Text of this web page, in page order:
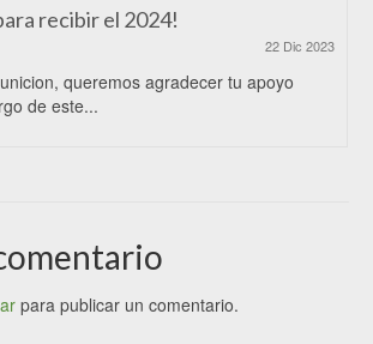
recibir el 2024!
22 Dic 2023
queremos agradecer tu apoyo
de este...
para publicar un comentario.